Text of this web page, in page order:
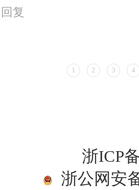
回复
1 2 3 4
浙ICP
浙公网安